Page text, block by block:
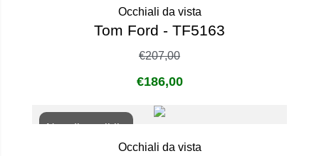
Occhiali da vista
Tom Ford - TF5163
€207,00
€186,00
Non disponibile
Occhiali da vista